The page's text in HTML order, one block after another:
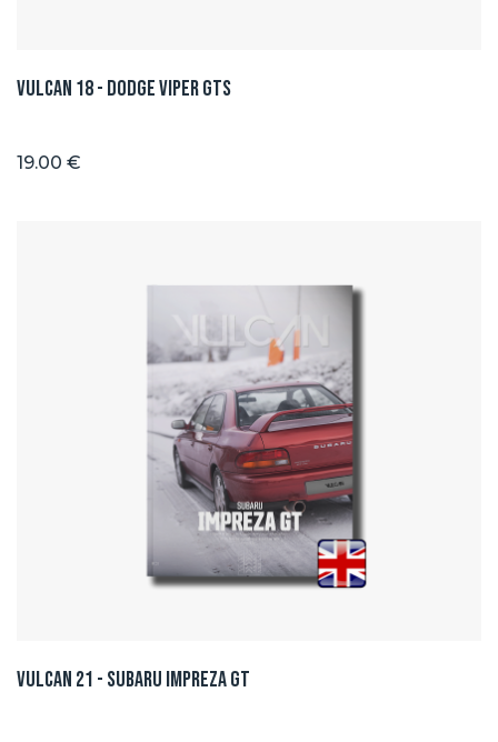
Vulcan 18 - Dodge Viper GTS
19.00 €
Vulcan 21 - Subaru Impreza GT